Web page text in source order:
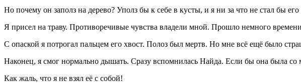
Но почему он заполз на дерево? Уполз бы к себе в кусты, и я ни за что не стал бы его
Я присел на траву. Противоречивые чувства владели мной. Прошло немного
С опаской я потрогал пальцем его хвост. Полоз был мертв. Но мне всё ещё было
Наконец, я смог нормально дышать. Сразу вспомнилась Найда. Если бы она была
Как жаль, что я не взял её с собой!